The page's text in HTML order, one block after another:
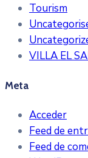
Tourism
VILLA EL
Meta
Acceder
Feed de
Feed de